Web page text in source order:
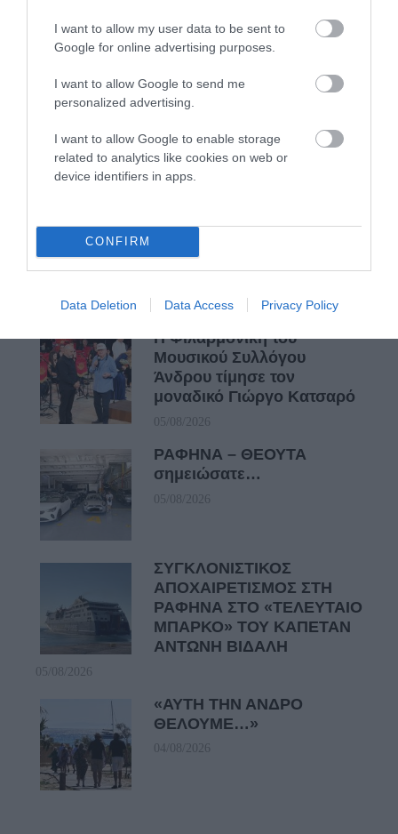
I want to allow my user data to be sent to
Google for online advertising purposes.
I want to allow Google to send me
personalized advertising.
I want to allow Google to enable storage
related to analytics like cookies on web or
device identifiers in apps.
CONFIRM
Data Deletion Data Access Privacy Policy
ΣΗΜΑΝΤΙΚΟ ΑΡΧΑΙΟ ΝΑΥΑΓΙΟ ΤΗΣ ΑΝΔΡΟΥ!…»
Μητσοτάκη, N. Κακλαμάνη, K. Χατζηδάκη
Πρόσφατα Άρθρα
Η νεολαία της Άνδρου είναι
ευκαιρίες για να φανεί.
Η Φιλαρμονική του
Μουσικού Συλλόγου
Άνδρου τίμησε τον
μοναδικό Γιώργο Κατσαρό
05/08/2026
ΡΑΦΗΝΑ – ΘΕΟΥΤΑ
σημειώσατε…
05/08/2026
ΣΥΓΚΛΟΝΙΣΤΙΚΟΣ
ΑΠΟΧΑΙΡΕΤΙΣΜΟΣ ΣΤΗ
ΡΑΦΗΝΑ ΣΤΟ «ΤΕΛΕΥΤΑΙΟ
ΜΠΑΡΚΟ» ΤΟΥ ΚΑΠΕΤΑΝ
ΑΝΤΩΝΗ ΒΙΔΑΛΗ
05/08/2026
«ΑΥΤΗ ΤΗΝ ΑΝΔΡΟ
ΘΕΛΟΥΜΕ…»
04/08/2026